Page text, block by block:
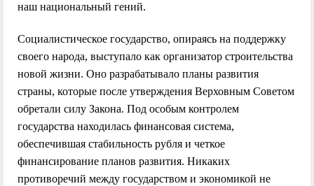
наш национальный гений.
Социалистическое государство, опираясь на поддержку
своего народа, выступало как организатор строительства
новой жизни. Оно разрабатывало планы развития
страны, которые после утверждения Верховным Советом
обретали силу Закона. Под особым контролем
государства находилась финансовая система,
обеспечившая стабильность рубля и четкое
финансирование планов развития. Никаких
противоречий между государством и экономикой не